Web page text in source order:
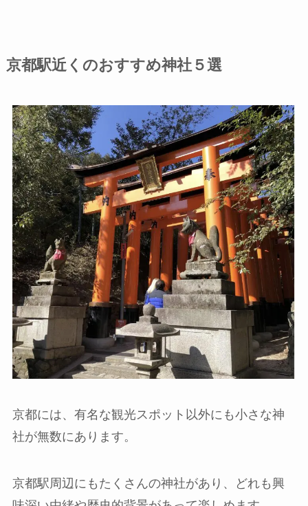
京都駅近くのおすすめ神社５選
京都には、有名な観光スポット以外にも小さな神
社が無数にあります。
京都駅周辺にもたくさんの神社があり、どれも興